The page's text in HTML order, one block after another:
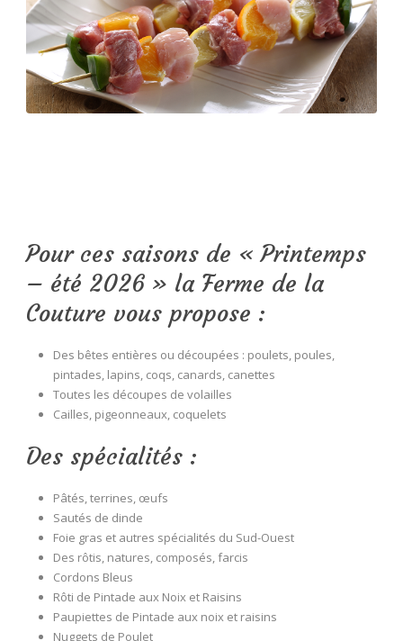
Pour ces saisons de « Printemps
– été 2026 » la Ferme de la
Couture vous propose :
Des bêtes entières ou découpées : poulets, poules,
pintades, lapins, coqs, canards, canettes
Toutes les découpes de volailles
Cailles, pigeonneaux, coquelets
Des spécialités :
Pâtés, terrines, œufs
Sautés de dinde
Foie gras et autres spécialités du Sud-Ouest
Des rôtis, natures, composés, farcis
Cordons Bleus
Rôti de Pintade aux Noix et Raisins
Paupiettes de Pintade aux noix et raisins
Nuggets de Poulet